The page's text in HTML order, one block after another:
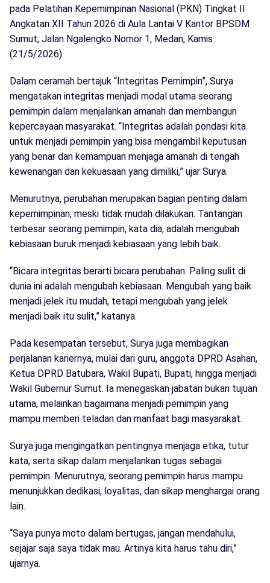
pada Pelatihan Kepemimpinan Nasional (PKN) Tingkat II
Angkatan XII Tahun 2026 di Aula Lantai V Kantor BPSDM
Sumut, Jalan Ngalengko Nomor 1, Medan, Kamis
(21/5/2026).
Dalam ceramah bertajuk “Integritas Pemimpin”, Surya
mengatakan integritas menjadi modal utama seorang
pemimpin dalam menjalankan amanah dan membangun
kepercayaan masyarakat. “Integritas adalah pondasi kita
untuk menjadi pemimpin yang bisa mengambil keputusan
yang benar dan kemampuan menjaga amanah di tengah
kewenangan dan kekuasaan yang dimiliki,” ujar Surya.
Menurutnya, perubahan merupakan bagian penting dalam
kepemimpinan, meski tidak mudah dilakukan. Tantangan
terbesar seorang pemimpin, kata dia, adalah mengubah
kebiasaan buruk menjadi kebiasaan yang lebih baik.
“Bicara integritas berarti bicara perubahan. Paling sulit di
dunia ini adalah mengubah kebiasaan. Mengubah yang baik
menjadi jelek itu mudah, tetapi mengubah yang jelek
menjadi baik itu sulit,” katanya.
Pada kesempatan tersebut, Surya juga membagikan
perjalanan kariernya, mulai dari guru, anggota DPRD Asahan,
Ketua DPRD Batubara, Wakil Bupati, Bupati, hingga menjadi
Wakil Gubernur Sumut. Ia menegaskan jabatan bukan tujuan
utama, melainkan bagaimana menjadi pemimpin yang
mampu memberi teladan dan manfaat bagi masyarakat.
Surya juga mengingatkan pentingnya menjaga etika, tutur
kata, serta sikap dalam menjalankan tugas sebagai
pemimpin. Menurutnya, seorang pemimpin harus mampu
menunjukkan dedikasi, loyalitas, dan sikap menghargai orang
lain.
“Saya punya moto dalam bertugas, jangan mendahului,
sejajar saja saya tidak mau. Artinya kita harus tahu diri,”
ujarnya.